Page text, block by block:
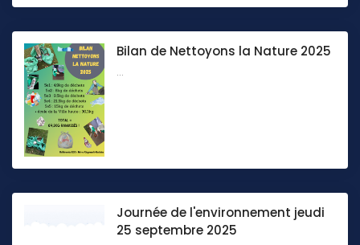
Bilan de Nettoyons la Nature 2025
...
Journée de l'environnement jeudi
25 septembre 2025